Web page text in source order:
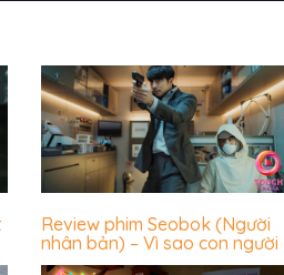
Review phim Seobok (Người
nhân bản) – Vì sao con người
luôn sợ hãi trước cái chết?